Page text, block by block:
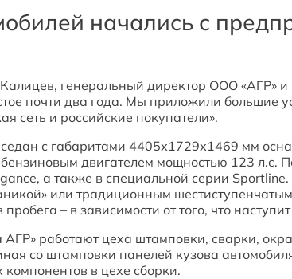
начались с
генеральный директор ООО «АГР»
почти два года. Мы приложили большие
сеть и российские покупатели».
с габаритами 4405х1729х1469 мм
двигателем мощностью 123 л.с.
а также в специальной серии
или традиционным
– в зависимости от того, что
работают цеха штамповки, сварки,
со штамповки панелей кузова
в цехе сборки.